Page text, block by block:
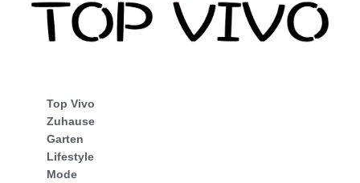
Top Vivo
Zuhause
Garten
Lifestyle
Mode